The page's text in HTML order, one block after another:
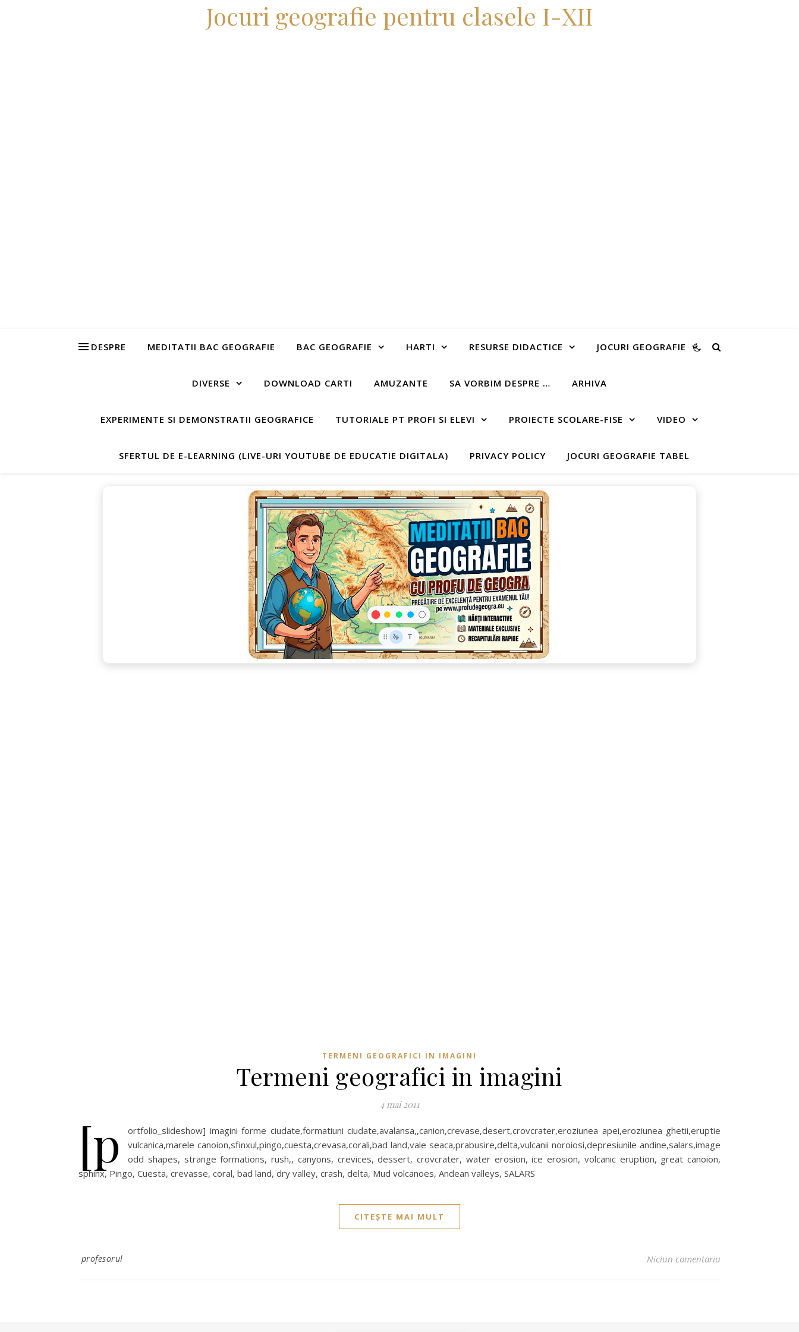
Jocuri geografie pentru clasele I-XII
DESPRE MEDITATII BAC GEOGRAFIE BAC GEOGRAFIE HARTI RESURSE DIDACTICE JOCURI GEOGRAFIE
DIVERSE DOWNLOAD CARTI AMUZANTE SA VORBIM DESPRE … ARHIVA
EXPERIMENTE SI DEMONSTRATII GEOGRAFICE TUTORIALE PT PROFI SI ELEVI PROIECTE SCOLARE-FISE VIDEO
SFERTUL DE E-LEARNING (LIVE-URI YOUTUBE DE EDUCATIE DIGITALA) PRIVACY POLICY JOCURI GEOGRAFIE TABEL
TERMENI GEOGRAFICI IN IMAGINI
Termeni geografici in imagini
4 mai 2011
[p
ortfolio_slideshow] imagini forme ciudate,formatiuni ciudate,avalansa,,canion,crevase,desert,crovcrater,eroziunea apei,eroziunea ghetii,eruptie
vulcanica,marele canoion,sfinxul,pingo,cuesta,crevasa,corali,bad land,vale seaca,prabusire,delta,vulcanii noroiosi,depresiunile andine,salars,image
odd shapes, strange formations, rush,, canyons, crevices, dessert, crovcrater, water erosion, ice erosion, volcanic eruption, great canoion,
sphinx, Pingo, Cuesta, crevasse, coral, bad land, dry valley, crash, delta, Mud volcanoes, Andean valleys, SALARS
CITEȘTE MAI MULT
profesorul Niciun comentariu